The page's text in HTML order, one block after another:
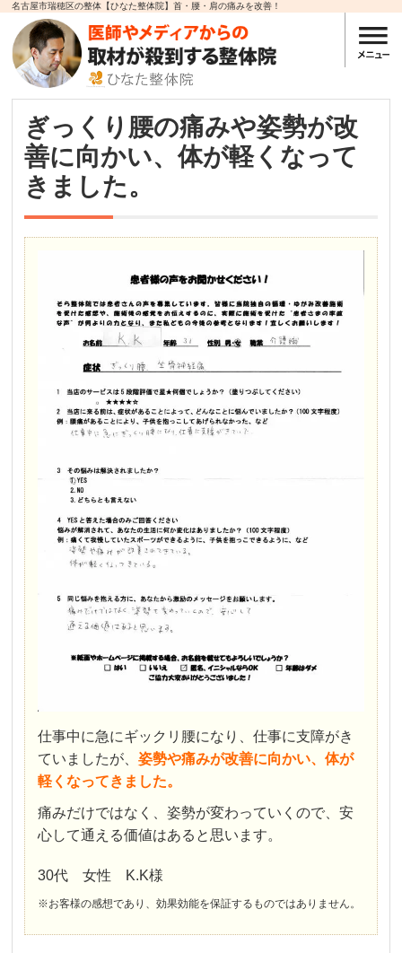
名古屋市瑞穂区の整体【ひなた整体院】首・腰・肩の痛みを改善！
ぎっくり腰の痛みや姿勢が改
善に向かい、体が軽くなって
きました。
仕事中に急にギックリ腰になり、仕事に支障がき
ていましたが、姿勢や痛みが改善に向かい、体が
軽くなってきました。
痛みだけではなく、姿勢が変わっていくので、安
心して通える価値はあると思います。
30代 女性 K.K様
※お客様の感想であり、効果効能を保証するものではありません。